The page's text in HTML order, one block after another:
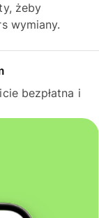
żeby
wymiany.
bezpłatna i